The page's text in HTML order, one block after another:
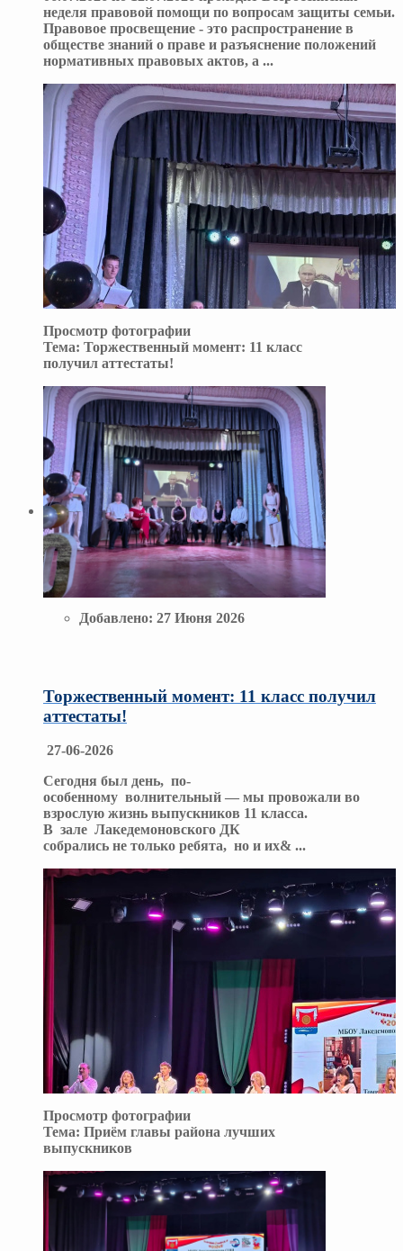
неделя правовой помощи по вопросам защиты семьи.
Правовое просвещение - это распространение в
обществе знаний о праве и разъяснение положений
нормативных правовых актов, а ...
Просмотр фотографии
Тема: Торжественный момент: 11 класс
получил аттестаты!
Добавлено: 27 Июня 2026
Торжественный момент: 11 класс получил
аттестаты!
27-06-2026
Сегодня был день, по-
особенному волнительный — мы провожали во
взрослую жизнь выпускников 11 класса.
В зале Лакедемоновского ДК
собрались не только ребята, но и их& ...
Просмотр фотографии
Тема: Приём главы района лучших
выпускников